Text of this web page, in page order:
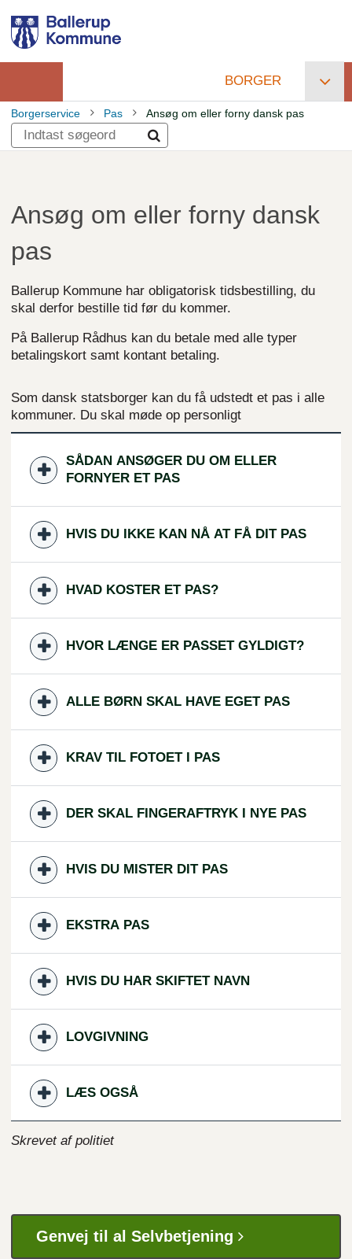
hovedindhold
Primær
navigation
BORGER
Brødkrumme
Borgerservice Pas Ansøg om eller forny dansk pas
Ansøg om eller forny dansk
pas
Ballerup Kommune har obligatorisk tidsbestilling, du
skal derfor bestille tid før du kommer.
På Ballerup Rådhus kan du betale med alle typer
betalingskort samt kontant betaling.
Som dansk statsborger kan du få udstedt et pas i alle
kommuner. Du skal møde op personligt
SÅDAN ANSØGER DU OM ELLER
FORNYER ET PAS
HVIS DU IKKE KAN NÅ AT FÅ DIT PAS
HVAD KOSTER ET PAS?
HVOR LÆNGE ER PASSET GYLDIGT?
ALLE BØRN SKAL HAVE EGET PAS
KRAV TIL FOTOET I PAS
DER SKAL FINGERAFTRYK I NYE PAS
HVIS DU MISTER DIT PAS
EKSTRA PAS
HVIS DU HAR SKIFTET NAVN
LOVGIVNING
LÆS OGSÅ
Skrevet af politiet
Genvej til al Selvbetjening